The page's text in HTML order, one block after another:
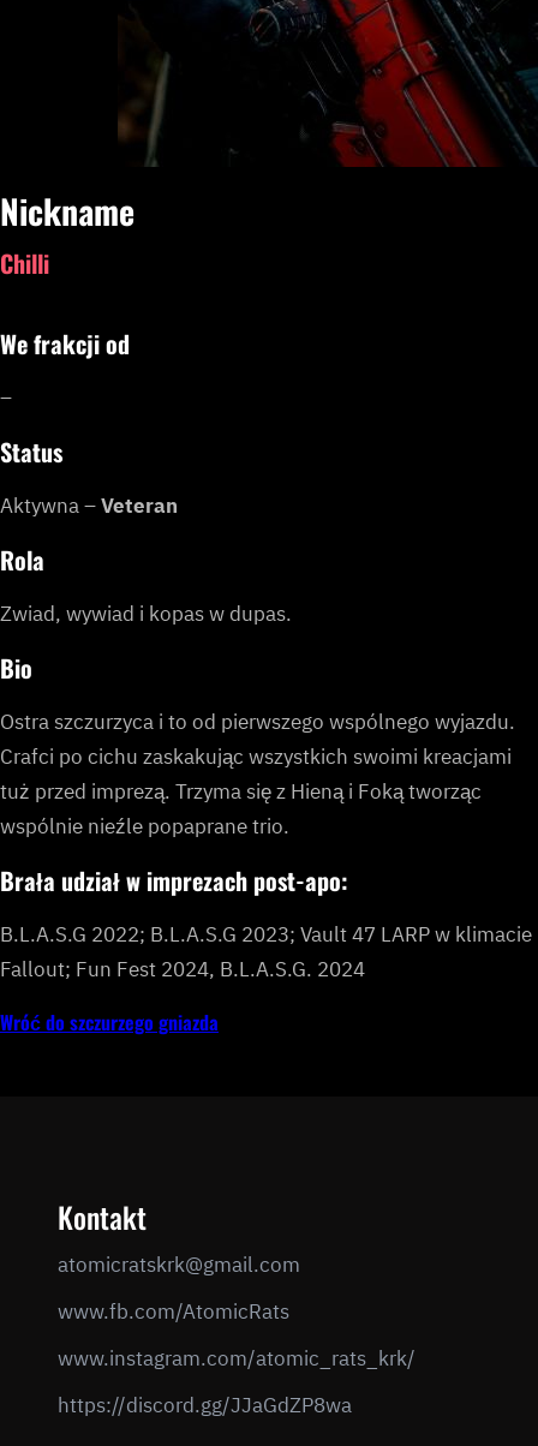
Nickname
Chilli
We frakcji od
–
Status
Aktywna –Veteran
Rola
Zwiad, wywiad i kopas w dupas.
Bio
Ostra szczurzyca i to od pierwszego wspólnego wyjazdu.
Crafci po cichu zaskakując wszystkich swoimi kreacjami
tuż przed imprezą. Trzyma się z Hieną i Foką tworząc
wspólnie nieźle popaprane trio.
Brała udział w imprezach post-apo:
B.L.A.S.G 2022; B.L.A.S.G 2023; Vault 47 LARP w klimacie
Fallout; Fun Fest 2024, B.L.A.S.G. 2024
Wróć do szczurzego gniazda
Kontakt
atomicratskrk@gmail.com​
www.fb.com/AtomicRats
www.instagram.com/atomic_rats_krk/
https://discord.gg/JJaGdZP8wa